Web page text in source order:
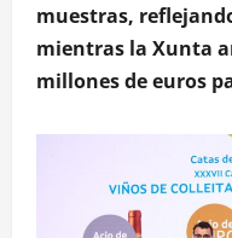
muestras,
mientras la Xunta
millones de euros